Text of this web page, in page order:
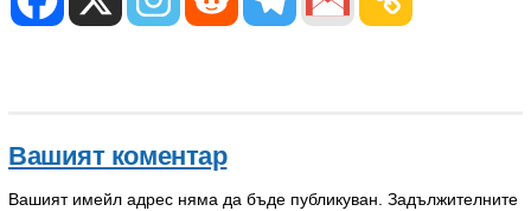
Вашият коментар
Вашият имейл адрес няма да бъде публикуван. Задължителните